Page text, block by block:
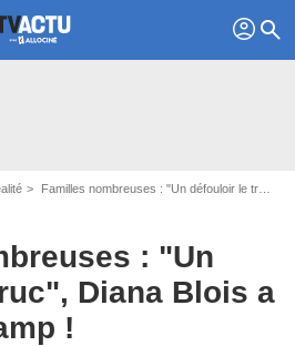
profil search
Familles nombreuses : "Un défouloir le truc", Diana Blois a choisi son camp !
: "Un
Diana Blois a
!
nombreuses : la vie en XXL / TF1